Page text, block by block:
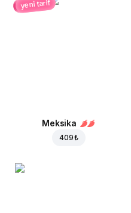
yeni tarif
Meksika
409 ₺